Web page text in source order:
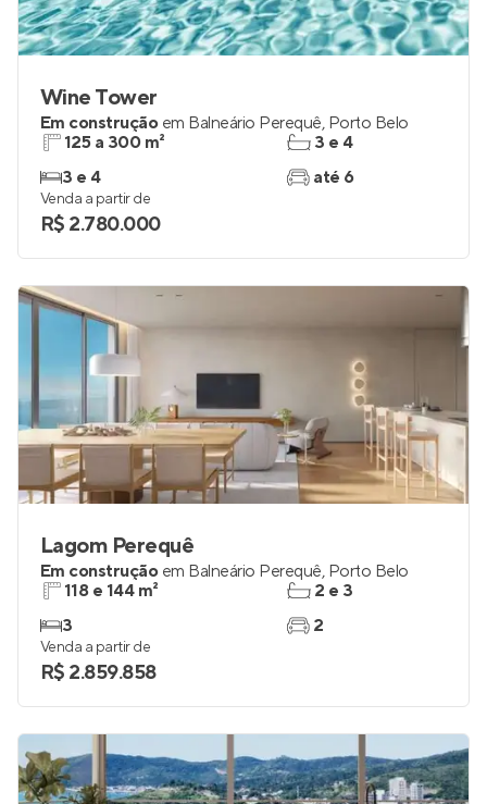
Wine Tower
Em construção em Balneário Perequê, Porto Belo
125 a 300 m²
3 e 4
3 e 4
até 6
Venda a partir de
R$ 2.780.000
Lagom Perequê
Em construção em Balneário Perequê, Porto Belo
118 e 144 m²
3
2 e 3
2
Venda a partir de
R$ 2.859.858